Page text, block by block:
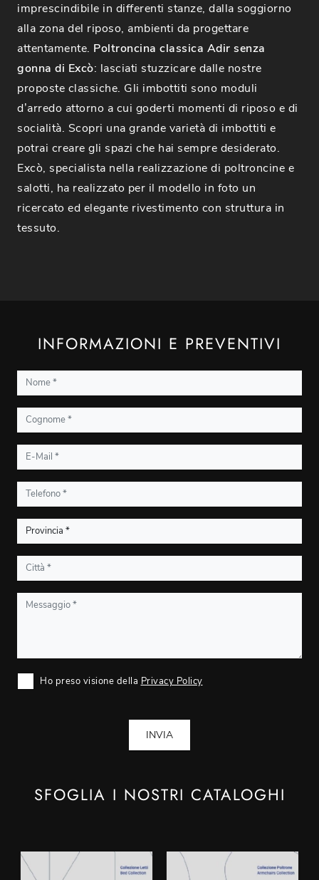
imprescindibile in differenti stanze, dalla soggiorno
alla zona del riposo, ambienti da progettare
attentamente. Poltroncina classica Adir senza
gonna di Excò: lasciati stuzzicare dalle nostre
proposte classiche. Gli imbottiti sono moduli
d’arredo attorno a cui goderti momenti di riposo e di
socialità. Scopri una grande varietà di imbottiti e
potrai creare gli spazi che hai sempre desiderato.
Excò, specialista nella realizzazione di poltroncine e
salotti, ha realizzato per il modello in foto un
ricercato ed elegante rivestimento con struttura in
tessuto.
SFOGLIA I NOSTRI CATALOGHI
INFORMAZIONI E PREVENTIVI
Ho preso visione della Privacy Policy
INVIA